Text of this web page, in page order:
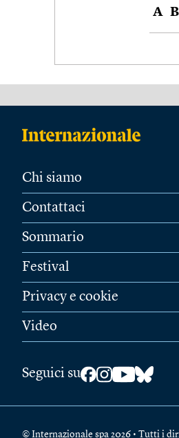
A B
Chi siamo
Contattaci
Sommario
Festival
Privacy e cookie
Video
Seguici su
© Internazionale spa 2026 • Tutti i